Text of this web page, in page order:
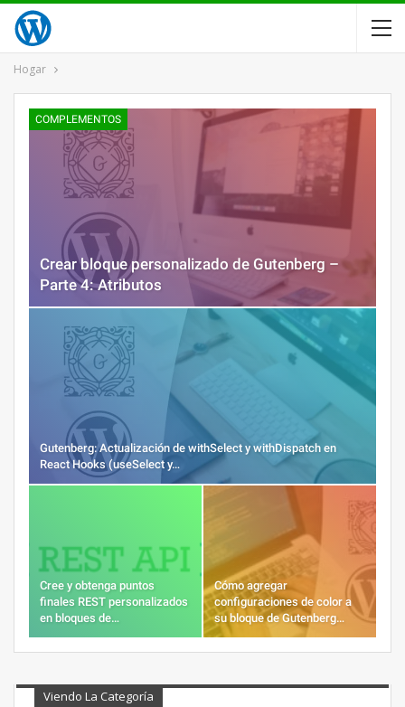
Hogar
COMPLEMENTOS
Crear bloque personalizado de Gutenberg –
Parte 4: Atributos
Gutenberg: Actualización de withSelect y withDispatch en
React Hooks (useSelect y…
Cree y obtenga puntos
finales REST personalizados
en bloques de…
Cómo agregar
configuraciones de color a
su bloque de Gutenberg…
Viendo La Categoría